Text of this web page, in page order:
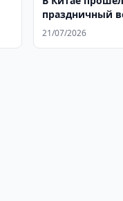
праздничный
и других
21/07/2026